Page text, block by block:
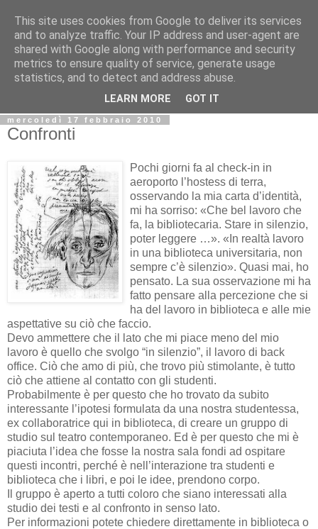
Biblio@rti in
Il Blog della Biblioteca di Area delle arti per condividere
informazioni iniziative incontri
mercoledì 17 febbraio 2010
Confronti
Pochi giorni fa al check-in in
aeroporto l’hostess di terra,
osservando la mia carta d’identità,
mi ha sorriso: «Che bel lavoro che
fa, la bibliotecaria. Stare in silenzio,
poter leggere …». «In realtà lavoro
in una biblioteca universitaria, non
sempre c’è silenzio». Quasi mai, ho
pensato. La sua osservazione mi ha
fatto pensare alla percezione che si
ha del lavoro in biblioteca e alle mie
aspettative su ciò che faccio.
Devo ammettere che il lato che mi piace meno del mio
lavoro è quello che svolgo “in silenzio”, il lavoro di back
office. Ciò che amo di più, che trovo più stimolante, è tutto
ciò che attiene al contatto con gli studenti.
Probabilmente è per questo che ho trovato da subito
interessante l’ipotesi formulata da una nostra studentessa,
ex collaboratrice qui in biblioteca, di creare un gruppo di
studio sul teatro contemporaneo. Ed è per questo che mi è
piaciuta l’idea che fosse la nostra sala fondi ad ospitare
questi incontri, perché è nell’interazione tra studenti e
biblioteca che i libri, e poi le idee, prendono corpo.
Il gruppo è aperto a tutti coloro che siano interessati alla
studio dei testi e al confronto in senso lato.
Per informazioni potete chiedere direttamente in biblioteca o
This site uses cookies from Google to deliver its services
and to analyze traffic. Your IP address and user-agent are
shared with Google along with performance and security
metrics to ensure quality of service, generate usage
statistics, and to detect and address abuse.
LEARN MORE GOT IT